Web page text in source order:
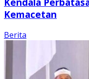
Kemacetan
Berita